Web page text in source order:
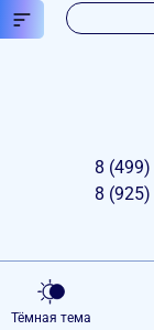
8 (499)
8 (925)
Тёмная тема